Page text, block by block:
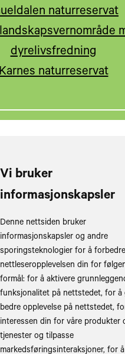
Vi bruker
informasjonskapsler
Denne nettsiden bruker
informasjonskapsler og andre
sporingsteknologier for å forbedre
nettleseropplevelsen din for
formål: for å aktivere
funksjonalitet på nettstedet, for å
bedre opplevelse på nettstedet,
interessen din for våre produkter
tjenester og tilpasse
markedsføringsinteraksjoner, for
naturreservat
dyrelivsfredning
naturreservat
for